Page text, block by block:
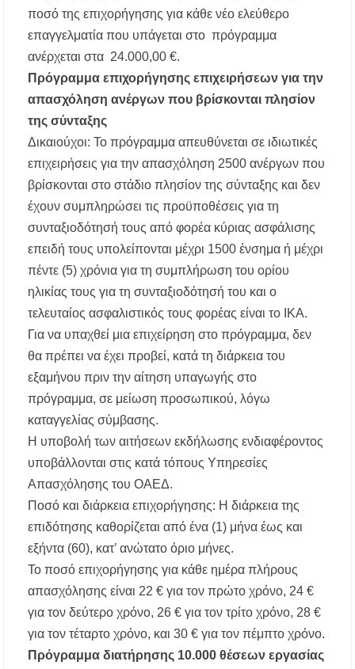
ποσό της επιχορήγησης για κάθε νέο ελεύθερο
επαγγελματία που υπάγεται στο πρόγραμμα
ανέρχεται στα 24.000,00 €.
Πρόγραμμα επιχορήγησης επιχειρήσεων για την
απασχόληση ανέργων που βρίσκονται πλησίον
της σύνταξης
Δικαιούχοι: Το πρόγραμμα απευθύνεται σε ιδιωτικές
επιχειρήσεις για την απασχόληση 2500 ανέργων που
βρίσκονται στο στάδιο πλησίον της σύνταξης και δεν
έχουν συμπληρώσει τις προϋποθέσεις για τη
συνταξιοδότησή τους από φορέα κύριας ασφάλισης
επειδή τους υπολείπονται μέχρι 1500 ένσημα ή μέχρι
πέντε (5) χρόνια για τη συμπλήρωση του ορίου
ηλικίας τους για τη συνταξιοδότησή του και ο
τελευταίος ασφαλιστικός τους φορέας είναι το ΙΚΑ.
Για να υπαχθεί μια επιχείρηση στο πρόγραμμα, δεν
θα πρέπει να έχει προβεί, κατά τη διάρκεια του
εξαμήνου πριν την αίτηση υπαγωγής στο
πρόγραμμα, σε μείωση προσωπικού, λόγω
καταγγελίας σύμβασης.
Η υποβολή των αιτήσεων εκδήλωσης ενδιαφέροντος
υποβάλλονται στις κατά τόπους Υπηρεσίες
Απασχόλησης του ΟΑΕΔ.
Ποσό και διάρκεια επιχορήγησης: Η διάρκεια της
επιδότησης καθορίζεται από ένα (1) μήνα έως και
εξήντα (60), κατ’ ανώτατο όριο μήνες.
Το ποσό επιχορήγησης για κάθε ημέρα πλήρους
απασχόλησης είναι 22 € για τον πρώτο χρόνο, 24 €
για τον δεύτερο χρόνο, 26 € για τον τρίτο χρόνο, 28 €
για τον τέταρτο χρόνο, και 30 € για τον πέμπτο χρόνο.
Πρόγραμμα διατήρησης 10.000 θέσεων εργασίας